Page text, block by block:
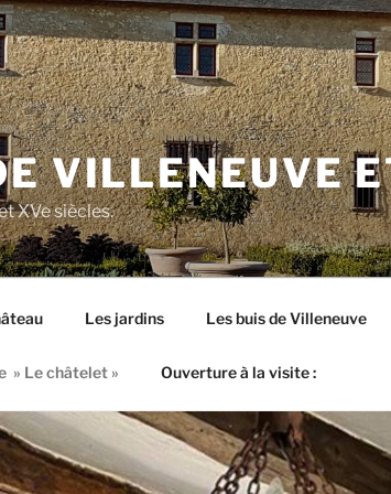
VILLENEUVE
XVe siècles.
Les jardins Les buis de Villeneuve
» Le châtelet » Ouverture à la visite :